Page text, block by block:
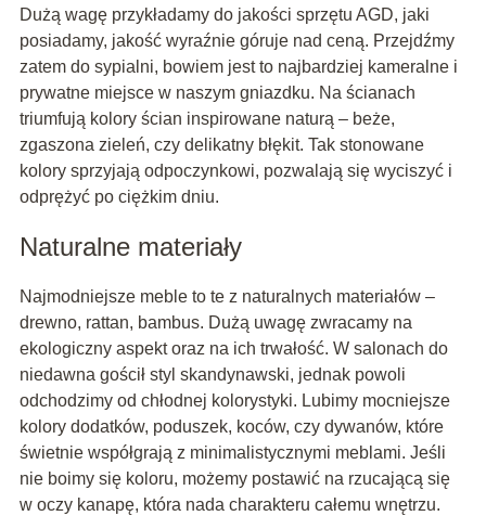
Dużą wagę przykładamy do jakości sprzętu AGD, jaki
posiadamy, jakość wyraźnie góruje nad ceną. Przejdźmy
zatem do sypialni, bowiem jest to najbardziej kameralne i
prywatne miejsce w naszym gniazdku. Na ścianach
triumfują kolory ścian inspirowane naturą – beże,
zgaszona zieleń, czy delikatny błękit. Tak stonowane
kolory sprzyjają odpoczynkowi, pozwalają się wyciszyć i
odprężyć po ciężkim dniu.
Naturalne materiały
Najmodniejsze meble to te z naturalnych materiałów –
drewno, rattan, bambus. Dużą uwagę zwracamy na
ekologiczny aspekt oraz na ich trwałość. W salonach do
niedawna gościł styl skandynawski, jednak powoli
odchodzimy od chłodnej kolorystyki. Lubimy mocniejsze
kolory dodatków, poduszek, koców, czy dywanów, które
świetnie współgrają z minimalistycznymi meblami. Jeśli
nie boimy się koloru, możemy postawić na rzucającą się
w oczy kanapę, która nada charakteru całemu wnętrzu.